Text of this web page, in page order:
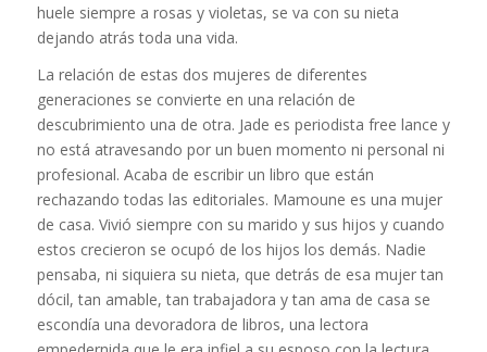
huele siempre a rosas y violetas, se va con su nieta
dejando atrás toda una vida.
La relación de estas dos mujeres de diferentes
generaciones se convierte en una relación de
descubrimiento una de otra. Jade es periodista free lance y
no está atravesando por un buen momento ni personal ni
profesional. Acaba de escribir un libro que están
rechazando todas las editoriales. Mamoune es una mujer
de casa. Vivió siempre con su marido y sus hijos y cuando
estos crecieron se ocupó de los hijos los demás. Nadie
pensaba, ni siquiera su nieta, que detrás de esa mujer tan
dócil, tan amable, tan trabajadora y tan ama de casa se
escondía una devoradora de libros, una lectora